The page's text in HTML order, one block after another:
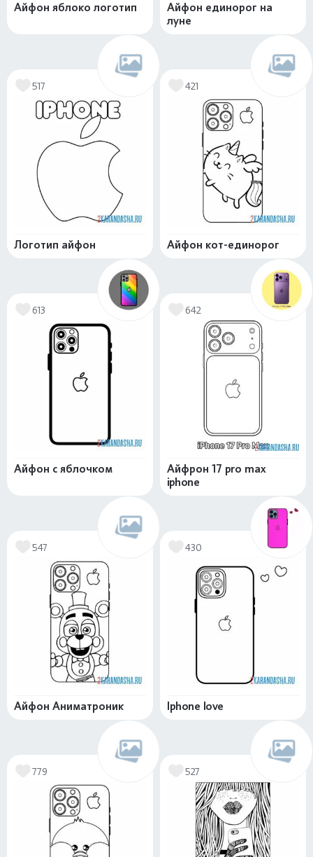
Айфон яблоко логотип
Айфон единорог на
луне
517
Логотип айфон
421
Айфон кот-единорог
613
Айфон с яблочком
642
Айфрон 17 pro max
iphone
547
Айфон Аниматроник
430
Iphone love
779 527